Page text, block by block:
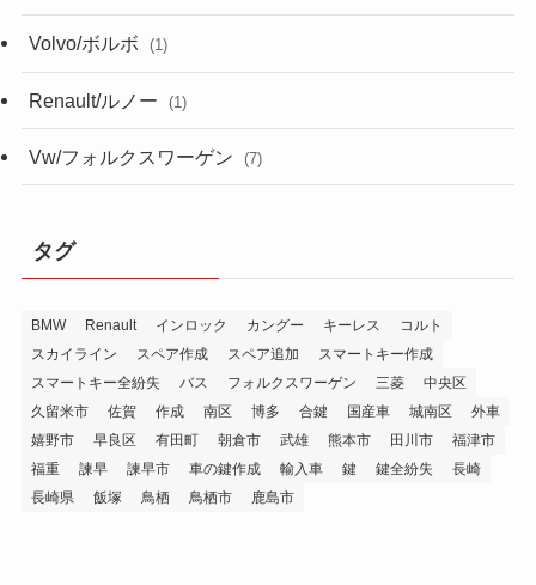
Volvo/ボルボ (1)
Renault/ルノー (1)
Vw/フォルクスワーゲン (7)
タグ
BMW Renault インロック カングー キーレス
コルト
スカイライン
スペア作成 スペア追加
スマートキー作成
スマートキー全紛失
バス フォルクスワーゲン 三菱
中央区
久留米市
佐賀 作成 南区 博多 合鍵 国産車 城南区
外車
嬉野市
早良区 有田町 朝倉市 武雄 熊本市 田川市
福津市
福重
諫早 諫早市 車の鍵作成 輸入車 鍵 鍵全紛失
長崎
長崎県
飯塚 鳥栖 鳥栖市 鹿島市